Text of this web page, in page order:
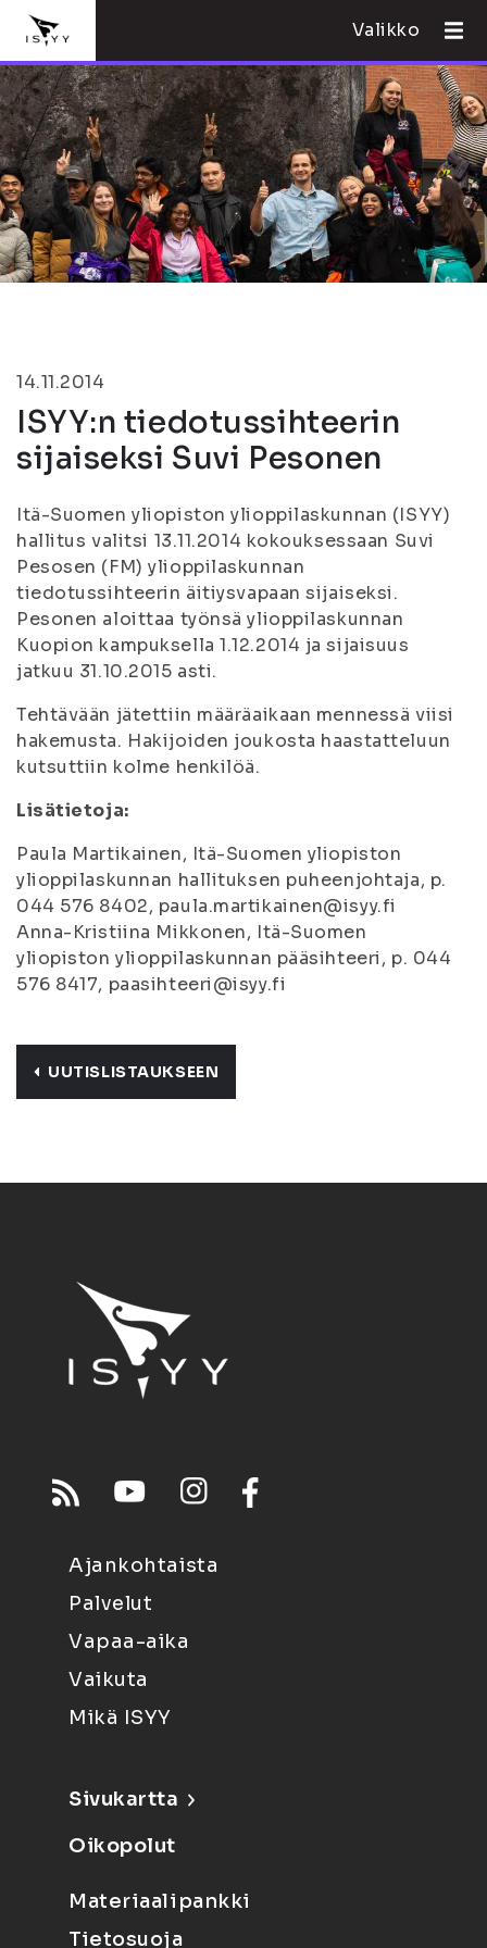
Valikko
14.11.2014
ISYY:n tiedotussihteerin
sijaiseksi Suvi Pesonen
Itä-Suomen yliopiston ylioppilaskunnan (ISYY)
hallitus valitsi 13.11.2014 kokouksessaan Suvi
Pesosen (FM) ylioppilaskunnan
tiedotussihteerin äitiysvapaan sijaiseksi.
Pesonen aloittaa työnsä ylioppilaskunnan
Kuopion kampuksella 1.12.2014 ja sijaisuus
jatkuu 31.10.2015 asti.
Tehtävään jätettiin määräaikaan mennessä viisi
hakemusta. Hakijoiden joukosta haastatteluun
kutsuttiin kolme henkilöä.
Lisätietoja:
Paula Martikainen, Itä-Suomen yliopiston
ylioppilaskunnan hallituksen puheenjohtaja, p.
044 576 8402, paula.martikainen@isyy.fi
Anna-Kristiina Mikkonen, Itä-Suomen
yliopiston ylioppilaskunnan pääsihteeri, p. 044
576 8417, paasihteeri@isyy.fi
UUTISLISTAUKSEEN
Ajankohtaista
Palvelut
Vapaa-aika
Vaikuta
Mikä ISYY
Sivukartta
Oikopolut
Materiaalipankki
Tietosuoja